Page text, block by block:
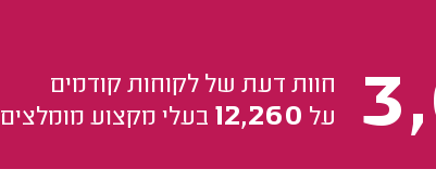
חוות דעת של לקוחות קודמים
על 12,260 בעלי מקצוע מומלצים